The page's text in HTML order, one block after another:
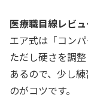
医療職目線レビュ
エア式は「コン
ただし硬さを調
あるので、少し
のがコツです。